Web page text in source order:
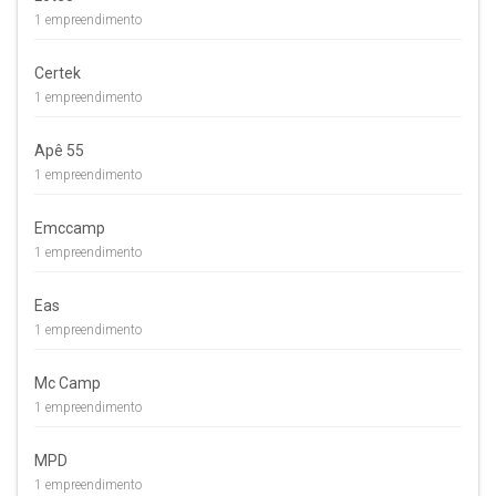
1 empreendimento
Certek
1 empreendimento
Apê 55
1 empreendimento
Emccamp
1 empreendimento
Eas
1 empreendimento
Mc Camp
1 empreendimento
MPD
1 empreendimento